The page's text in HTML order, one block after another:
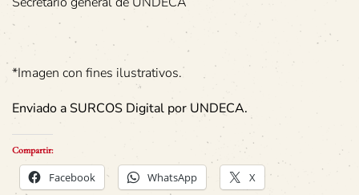
*Imagen con fines ilustrativos.
Enviado a SURCOS Digital por UNDECA.
Compartir:
Facebook WhatsApp X